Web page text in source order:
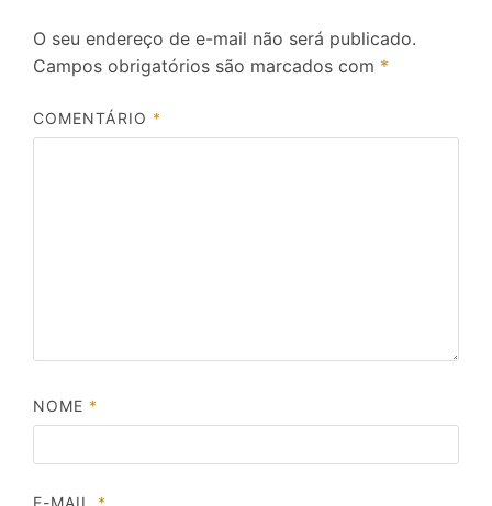
O seu endereço de e-mail não será publicado.
Campos obrigatórios são marcados com *
COMENTÁRIO *
NOME *
E-MAIL *